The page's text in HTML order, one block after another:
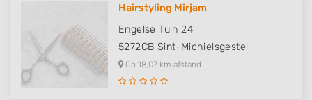
Hairstyling Mirjam
Engelse Tuin 24
5272CB Sint-Michielsgestel
Op 18,07 km afstand